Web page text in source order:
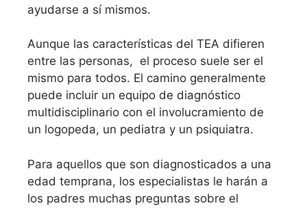
ayudarse a sí mismos.
Aunque las características del TEA difieren
entre las personas, el proceso suele ser el
mismo para todos. El camino generalmente
puede incluir un equipo de diagnóstico
multidisciplinario con el involucramiento de
un logopeda, un pediatra y un psiquiatra.
Para aquellos que son diagnosticados a una
edad temprana, los especialistas le harán a
los padres muchas preguntas sobre el